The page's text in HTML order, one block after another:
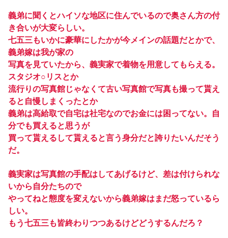
義弟に聞くとハイソな地区に住んでいるので奥さん方の付
き合いが大変らしい。
七五三もいかに豪華にしたかが今メインの話題だとかで、
義弟嫁は我が家の
写真を見ていたから、義実家で着物を用意してもらえる。
スタジオ○リスとか
流行りの写真館じゃなくて古い写真館で写真も撮って貰え
ると自慢しまくったとか
義弟は高給取で自宅は社宅なのでお金には困ってない。自
分でも買えると思うが
買って貰えるして貰えると言う身分だと誇りたいんだそう
だ。
義実家は写真館の手配はしてあげるけど、差は付けられな
いから自分たちので
やってねと態度を変えないから義弟嫁はまだ怒っているら
しい。
もう七五三も皆終わりつつあるけどどうするんだろ？